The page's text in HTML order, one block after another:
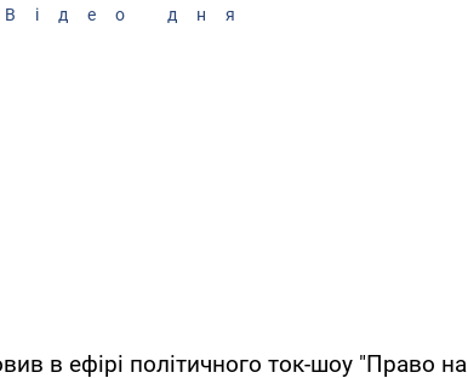
Відео дня
в ефірі політичного ток-шоу "Право на